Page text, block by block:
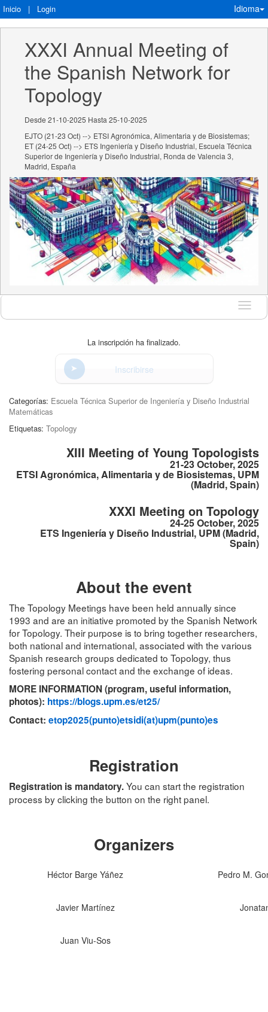
Inicio | Login Idioma
XXXI Annual Meeting of
the Spanish Network for
Topology
Desde 21-10-2025 Hasta 25-10-2025
EJTO (21-23 Oct) --> ETSI Agronómica, Alimentaria y de Biosistemas;
ET (24-25 Oct) --> ETS Ingeniería y Diseño Industrial, Escuela Técnica
Superior de Ingeniería y Diseño Industrial, Ronda de Valencia 3,
Madrid, España
Idioma
La inscripción ha finalizado.
Inscribirse
Categorías: Escuela Técnica Superior de Ingeniería y Diseño Industrial
Matemáticas
Etiquetas: Topology
XIII Meeting of Young Topologists
21-23 October, 2025
ETSI Agronómica, Alimentaria y de Biosistemas, UPM
(Madrid, Spain)
XXXI Meeting on Topology
24-25 October, 2025
ETS Ingeniería y Diseño Industrial, UPM (Madrid,
Spain)
About the event
The Topology Meetings have been held annually since
1993 and are an initiative promoted by the Spanish Network
for Topology. Their purpose is to bring together researchers,
both national and international, associated with the various
Spanish research groups dedicated to Topology, thus
fostering personal contact and the exchange of ideas.
MORE INFORMATION (program, useful information,
photos): https://blogs.upm.es/et25/
Contact: etop2025(punto)etsidi(at)upm(punto)es
Registration
Registration is mandatory.You can start the registration
process by clicking the button on the right panel.
Organizers
Héctor Barge Yáñez Pedro M.
Javier Martínez
Juan Viu-Sos